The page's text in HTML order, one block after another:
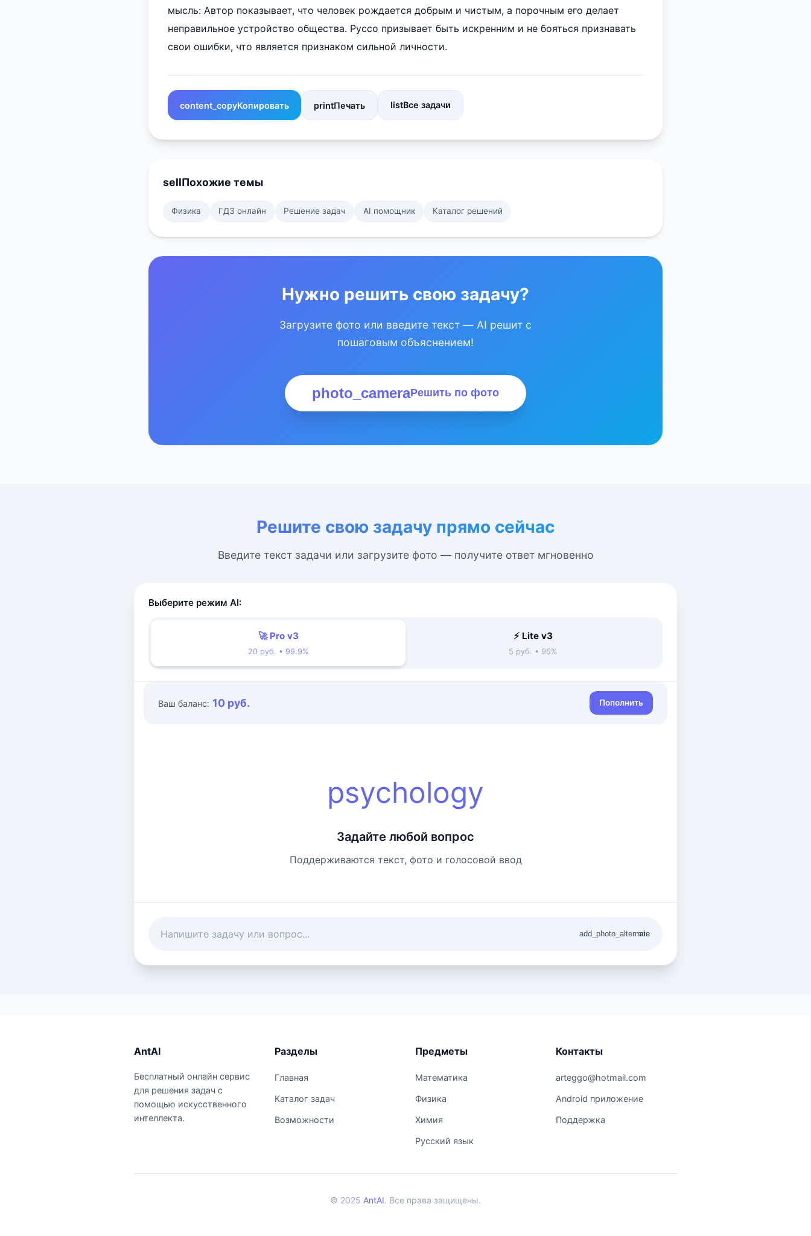
мысль: Автор показывает, что человек рождается добрым и чистым, а порочным его делает
неправильное устройство общества. Руссо призывает быть искренним и не бояться признавать
свои ошибки, что является признаком сильной личности.
content_copyКопировать printПечать listВсе задачи
sellПохожие темы
Физика ГДЗ онлайн Решение задач AI помощник Каталог решений
Нужно решить свою задачу?
Загрузите фото или введите текст — AI решит с
пошаговым объяснением!
photo_cameraРешить по фото
Решите свою задачу прямо сейчас
Введите текст задачи или загрузите фото — получите ответ мгновенно
Выберите режим AI:
🚀 Pro v3
20 руб. • 99.9%
⚡ Lite v3
5 руб. • 95%
Ваш баланс: 10 руб. Пополнить
psychology
Задайте любой вопрос
Поддерживаются текст, фото и голосовой ввод
add_photo_alternate
mic
AntAI
Бесплатный онлайн сервис
для решения задач с
помощью искусственного
интеллекта.
Разделы
Главная
Каталог задач
Возможности
Предметы
Математика
Физика
Химия
Русский язык
Контакты
arteggo@hotmail.com
Android приложение
Поддержка
© 2025 AntAI. Все права защищены.